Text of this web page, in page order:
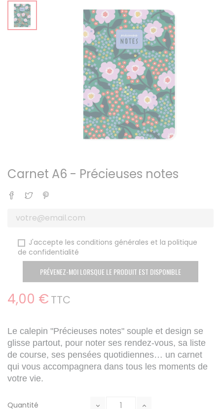
Carnet A6 - Précieuses notes
Partager
Tweet
J'accepte les conditions générales et la politique
de confidentialité
PRÉVENEZ-MOI LORSQUE LE PRODUIT EST DISPONIBLE
4,00 € TTC
Le calepin "Précieuses notes" souple et design se
glisse partout, pour noter ses rendez-vous, sa liste
de course, ses pensées quotidiennes… un carnet
qui vous accompagnera dans tous les moments de
votre vie.
Quantité